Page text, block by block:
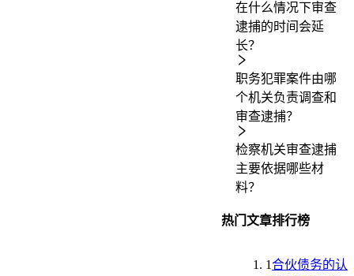
在什么情况下审查
逮捕的时间会延
长？
职务犯罪案件由哪
个机关负责调查和
审查逮捕？
检察机关审查逮捕
主要依据哪些材
料？
热门文章排行榜
1合伙债务的认